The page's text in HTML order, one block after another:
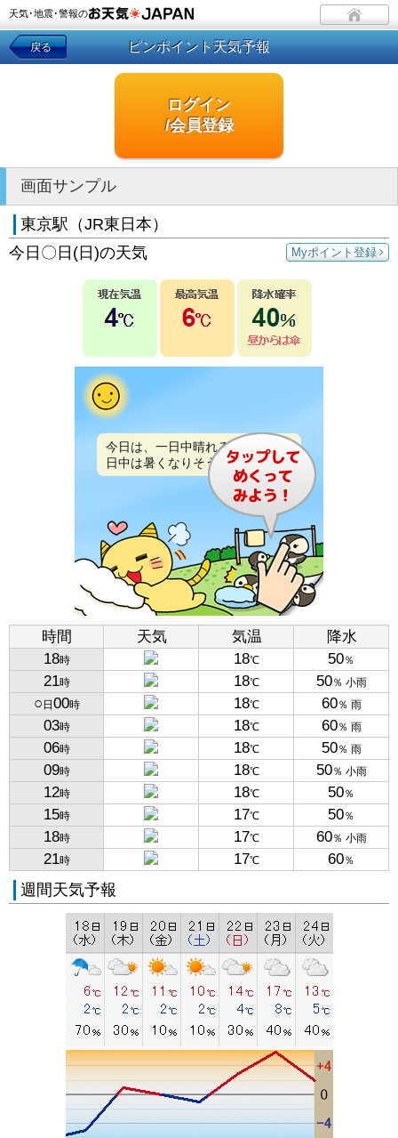
天気･地震･警報の
戻る ピンポイント天気予報
ログイン
/会員登録
画面サンプル
東京駅（JR東日本）
Myポイント登録
今日〇日(日)の天気
今日は、一日中晴れるでしょう。
日中は暑くなりそうです。
時間 天気 気温
降水
18時 18℃ 50％
21時 18℃ 50％ 小雨
○ 日 00時 18℃ 60％ 雨
03時 18℃ 60％ 雨
06時 18℃ 50％ 雨
09時 18℃ 50％ 小雨
12時 18℃ 50％
15時 17℃ 50％
18時 17℃ 60％ 小雨
21時 17℃ 60％
週間天気予報